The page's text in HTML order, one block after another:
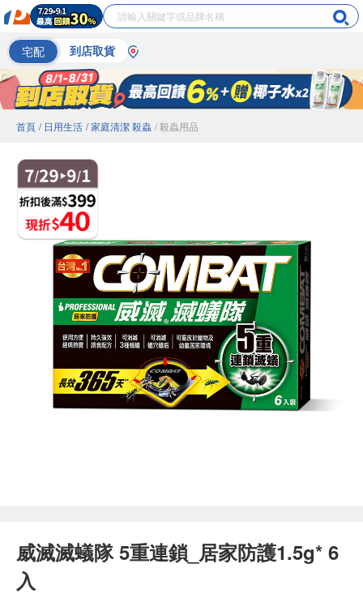
宅配 到店取貨
首頁 / 日用生活 / 家庭清潔 殺蟲 / 殺蟲用品
威滅滅蟻隊 5重連鎖_居家防護1.5g* 6
入